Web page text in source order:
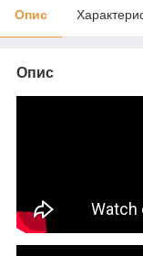
Опис
Опис